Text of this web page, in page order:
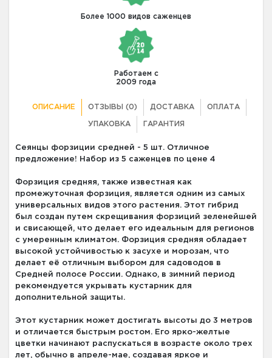
Более 1000 видов саженцев
Работаем с
2009 года
ОПИСАНИЕ ОТЗЫВЫ (0) ДОСТАВКА ОПЛАТА
УПАКОВКА ГАРАНТИЯ
Сеянцы форзиции средней - 5 шт. Отличное
предложение! Набор из 5 саженцев по цене 4
Форзиция средняя, также известная как
промежуточная форзиция, является одним из самых
универсальных видов этого растения. Этот гибрид
был создан путем скрещивания форзиций зеленейшей
и свисающей, что делает его идеальным для регионов
с умеренным климатом. Форзиция средняя обладает
высокой устойчивостью к засухе и морозам, что
делает её отличным выбором для садоводов в
Средней полосе России. Однако, в зимний период
рекомендуется укрывать кустарник для
дополнительной защиты.
Этот кустарник может достигать высоты до 3 метров
и отличается быстрым ростом. Его ярко-желтые
цветки начинают распускаться в возрасте около трех
лет, обычно в апреле-мае, создавая яркое и